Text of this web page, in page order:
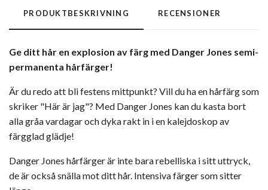
PRODUKTBESKRIVNING RECENSIONER
Ge ditt hår en explosion av färg med Danger Jones semi-
permanenta hårfärger!
Är du redo att bli festens mittpunkt? Vill du ha en hårfärg som
skriker "Här är jag"? Med Danger Jones kan du kasta bort
alla gråa vardagar och dyka rakt in i en kalejdoskop av
färgglad glädje!
Danger Jones hårfärger är inte bara rebelliska i sitt uttryck,
de är också snälla mot ditt hår. Intensiva färger som sitter